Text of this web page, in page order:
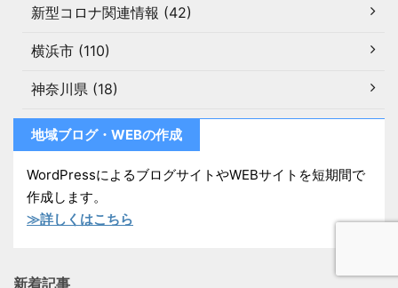
新型コロナ関連情報 (42)
横浜市 (110)
神奈川県 (18)
地域ブログ・WEBの作成
WordPressによるブログサイトやWEBサイトを短期間で
作成します。
≫詳しくはこちら
新着記事